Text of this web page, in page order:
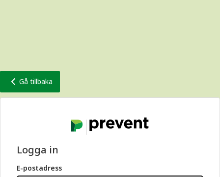
Gå tillbaka
Logga in
E-postadress